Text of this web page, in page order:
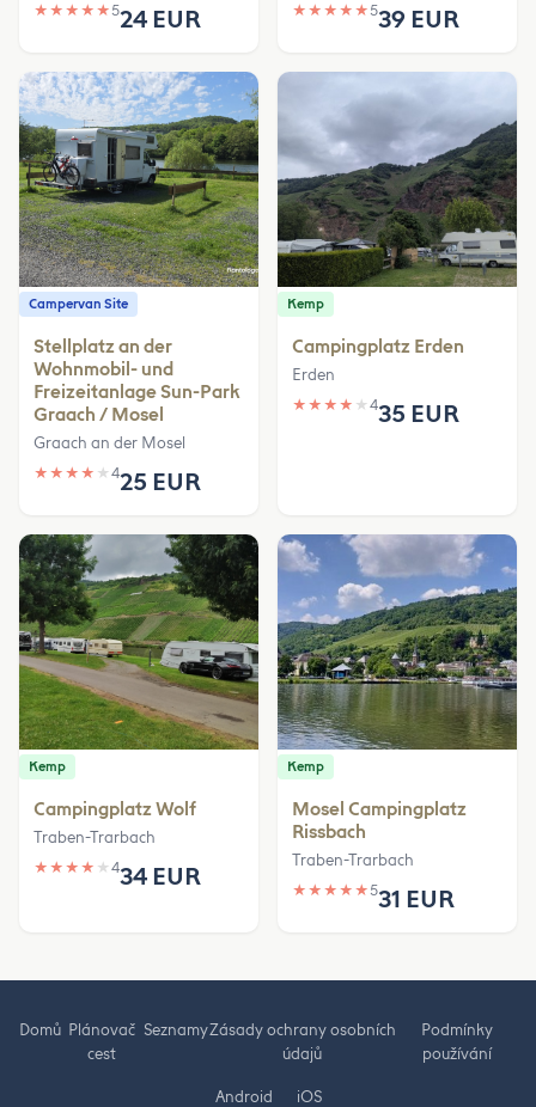
★ ★ ★ ★ ★524 EUR ★ ★ ★ ★ ★539 EUR
Campervan Site
Stellplatz an der
Wohnmobil- und
Freizeitanlage Sun-Park
Graach / Mosel
Graach an der Mosel
★ ★ ★ ★ ★ 425 EUR
Kemp
Campingplatz Erden
Erden
★ ★ ★ ★ ★ 435 EUR
Kemp
Campingplatz Wolf
Traben-Trarbach
★ ★ ★ ★ ★ 434 EUR
Kemp
Mosel Campingplatz
Rissbach
Traben-Trarbach
★ ★ ★ ★ ★531 EUR
Domů Plánovač
cest
SeznamyZásady ochrany osobních
údajů
Podmínky
používání
Android iOS